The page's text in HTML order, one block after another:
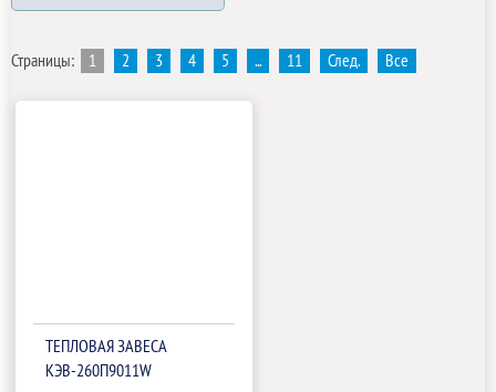
Страницы: 1 2 3 4 5 ... 11 След. Все
ТЕПЛОВАЯ ЗАВЕСА
КЭВ-260П9011W